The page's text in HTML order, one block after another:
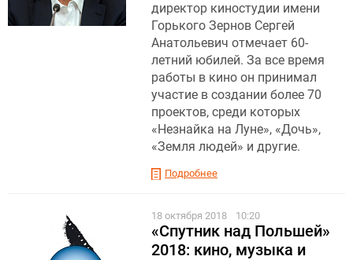
директор киностудии имени
Горького Зернов Сергей
Анатольевич отмечает 60-
летний юбилей. За все время
работы в кино он принимал
участие в создании более 70
проектов, среди которых
«Незнайка на Луне», «Дочь»,
«Земля людей» и другие.
Подробнее
18 октября 2018 10:20
«Спутник над Польшей»
2018: кино, музыка и